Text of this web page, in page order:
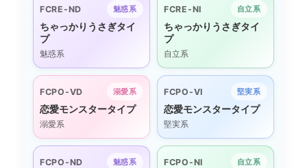
FCRE-ND 魅惑系
ちゃっかりうさぎタイ
プ
魅惑系
FCRE-NI 自立系
ちゃっかりうさぎタイ
プ
自立系
FCPO-VD 溺愛系
恋愛モンスタータイプ
溺愛系
FCPO-VI 堅実系
恋愛モンスタータイプ
堅実系
FCPO-ND 魅惑系 FCPO-NI 自立系